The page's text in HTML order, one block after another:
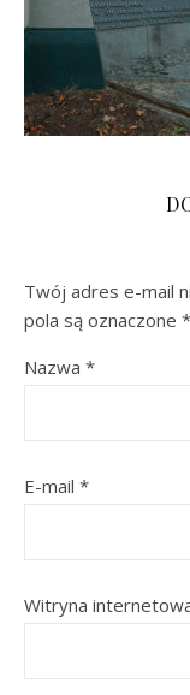
Twój adres e-mail
pola są oznaczone *
Nazwa *
E-mail *
Witryna